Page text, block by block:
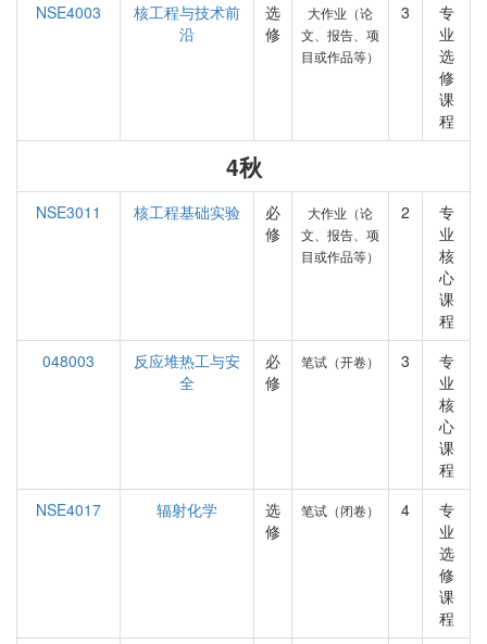
NSE4003
核工程与技术前
沿
选
修
大作业（论
文、报告、项
目或作品等）
3
专
业
选
修
课
程
4秋
NSE3011 核工程基础实验
必
修
大作业（论
文、报告、项
目或作品等）
2
专
业
核
心
课
程
048003
反应堆热工与安
全
必
修
笔试（开卷） 3
专
业
核
心
课
程
NSE4017
辐射化学
选
修
笔试（闭卷） 4
专
业
选
修
课
程